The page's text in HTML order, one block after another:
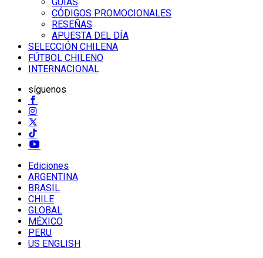
CÓDIGOS PROMOCIONALES
RESEÑAS
APUESTA DEL DÍA
SELECCIÓN CHILENA
FÚTBOL CHILENO
INTERNACIONAL
síguenos
Ediciones
ARGENTINA
BRASIL
CHILE
GLOBAL
MÉXICO
PERU
US ENGLISH